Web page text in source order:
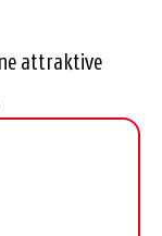
attraktive